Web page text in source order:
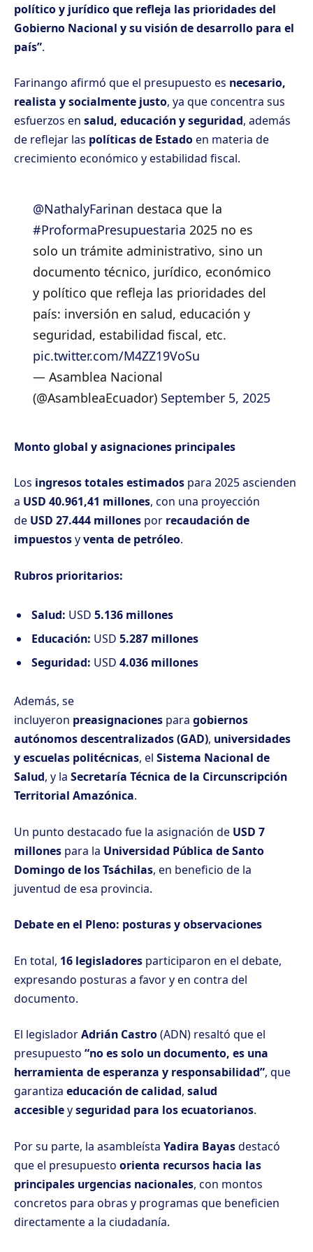
político y jurídico que refleja las prioridades del
Gobierno Nacional y su visión de desarrollo para el
país”.
Farinango afirmó que el presupuesto es necesario,
realista y socialmente justo, ya que concentra sus
esfuerzos en salud, educación y seguridad, además
de reflejar las políticas de Estadoen materia de
crecimiento económico y estabilidad fiscal.
@NathalyFarinan destaca que la
#ProformaPresupuestaria 2025 no es
solo un trámite administrativo, sino un
documento técnico, jurídico, económico
y político que refleja las prioridades del
país: inversión en salud, educación y
seguridad, estabilidad fiscal, etc.
pic.twitter.com/M4ZZ19VoSu
— Asamblea Nacional
(@AsambleaEcuador) September 5, 2025
Monto global y asignaciones principales
Los ingresos totales estimados para 2025 ascienden
a USD 40.961,41 millones, con una proyección
de USD 27.444 millones por recaudación de
impuestosyventa de petróleo.
Rubros prioritarios:
Salud: USD 5.136 millones
Educación: USD 5.287 millones
Seguridad: USD 4.036 millones
Además, se
incluyeron preasignaciones para gobiernos
autónomos descentralizados (GAD), universidades
y escuelas politécnicas, el Sistema Nacional de
Salud, y la Secretaría Técnica de la Circunscripción
Territorial Amazónica.
Un punto destacado fue la asignación de USD 7
millones para la Universidad Pública de Santo
Domingo de los Tsáchilas, en beneficio de la
juventud de esa provincia.
Debate en el Pleno: posturas y observaciones
En total, 16 legisladores participaron en el debate,
expresando posturas a favor y en contra del
documento.
El legisladorAdrián Castro(ADN) resaltó que el
presupuesto “no es solo un documento, es una
herramienta de esperanza y responsabilidad”, que
garantiza educación de calidad, salud
accesibleyseguridad para los ecuatorianos.
Por su parte, la asambleísta Yadira Bayasdestacó
que el presupuesto orienta recursos hacia las
principales urgencias nacionales, con montos
concretos para obras y programas que beneficien
directamente a la ciudadanía.